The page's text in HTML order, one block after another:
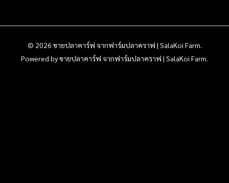
© 2026 ขายปลาคาร์ฟ จากฟาร์มปลาคราฟ | SalaKoi Farm.
Powered by ขายปลาคาร์ฟ จากฟาร์มปลาคราฟ | SalaKoi Farm.